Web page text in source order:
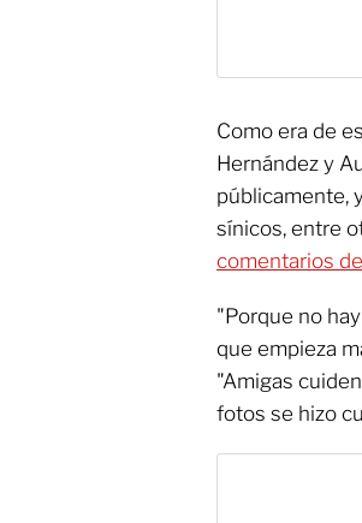
Como era de
Hernández y
públicamente,
sínicos, entre
comentarios
"Porque no
que empieza
"Amigas
fotos se hizo